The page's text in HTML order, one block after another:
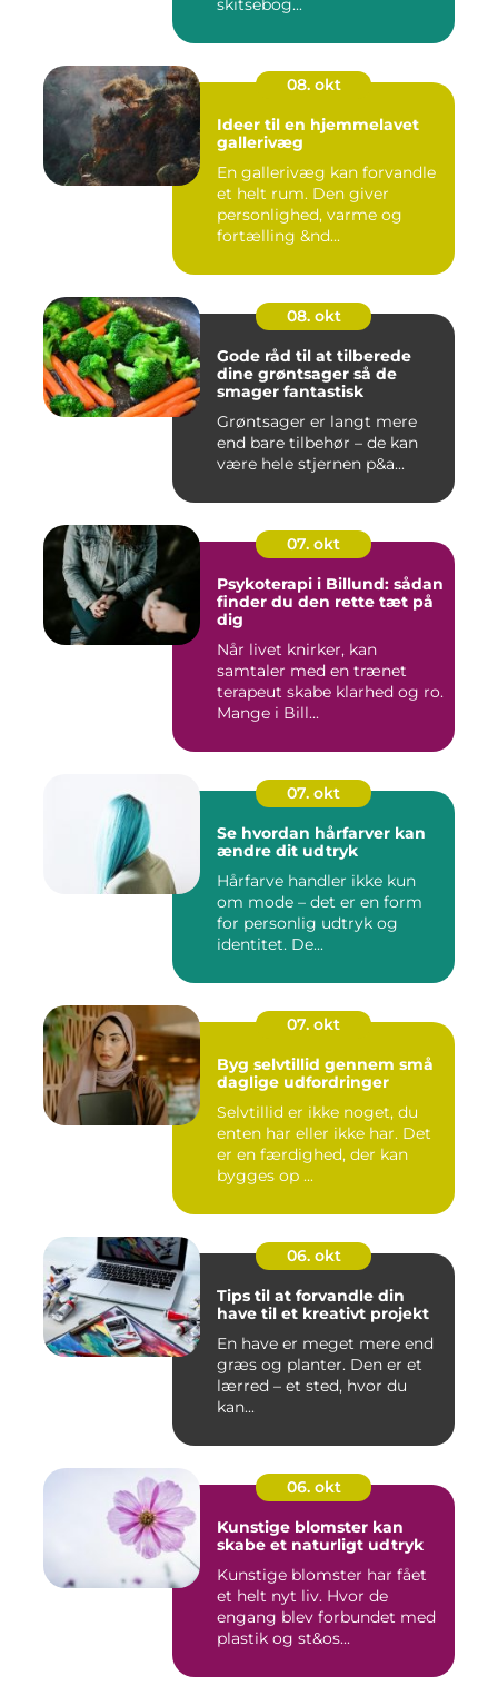
08. okt
Ideer til en hjemmelavet
gallerivæg
En gallerivæg kan forvandle
et helt rum. Den giver
personlighed, varme og
fortælling &nd...
08. okt
Gode råd til at tilberede
dine grøntsager så de
smager fantastisk
Grøntsager er langt mere
end bare tilbehør – de kan
være hele stjernen p&a...
07. okt
Psykoterapi i Billund: sådan
finder du den rette tæt på
dig
Når livet knirker, kan
samtaler med en trænet
terapeut skabe klarhed og ro.
Mange i Bill...
07. okt
Se hvordan hårfarver kan
ændre dit udtryk
Hårfarve handler ikke kun
om mode – det er en form
for personlig udtryk og
identitet. De...
07. okt
Byg selvtillid gennem små
daglige udfordringer
Selvtillid er ikke noget, du
enten har eller ikke har. Det
er en færdighed, der kan
bygges op ...
06. okt
Tips til at forvandle din
have til et kreativt projekt
En have er meget mere end
græs og planter. Den er et
lærred – et sted, hvor du
kan...
06. okt
Kunstige blomster kan
skabe et naturligt udtryk
Kunstige blomster har fået
et helt nyt liv. Hvor de
engang blev forbundet med
plastik og st&os...